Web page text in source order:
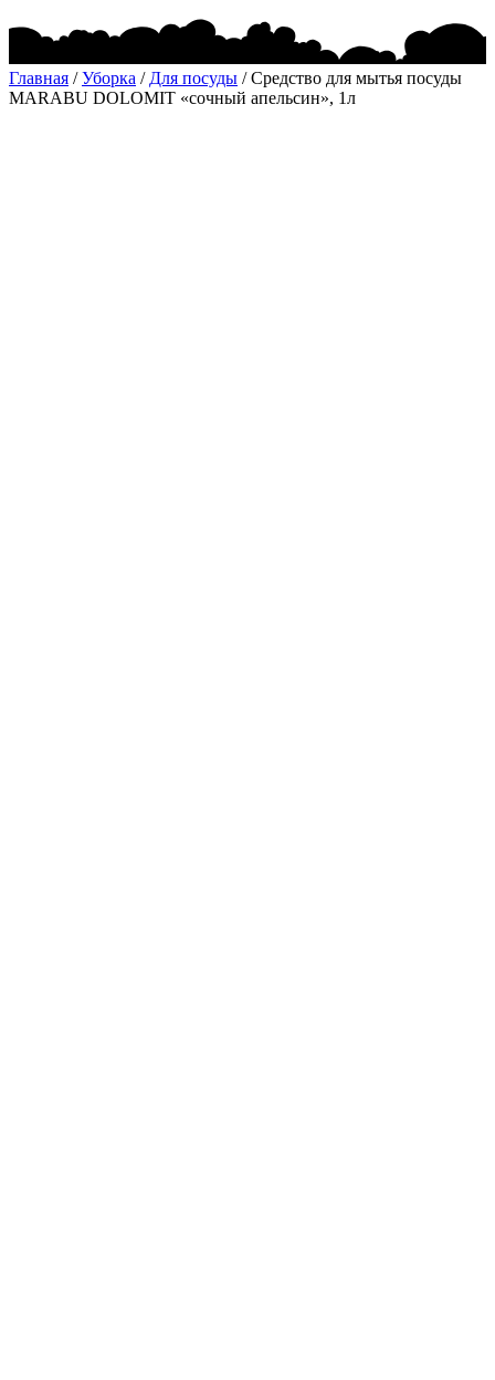
Главная /Уборка / Для посуды / Средство для мытья посуды
MARABU DOLOMIT «сочный апельсин», 1л